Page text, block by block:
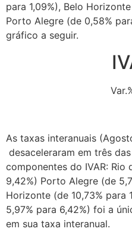
para 1,09%), Belo
Porto Alegre (de 0,58%
gráfico a seguir.
As taxas interanuais
desaceleraram em três
componentes do IVAR: Rio
9,42%) Porto Alegre (de
Horizonte (de 10,73% para
5,97% para 6,42%) foi a
em sua taxa interanual.